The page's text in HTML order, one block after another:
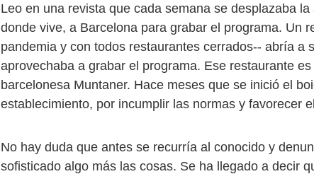
Leo en una revista que cada semana se desplazaba
donde vive, a Barcelona para grabar el programa. Un
pandemia y con todos restaurantes cerrados-- abría a
aprovechaba a grabar el programa. Ese restaurante es
barcelonesa Muntaner. Hace meses que se inició el
establecimiento, por incumplir las normas y favorecer
No hay duda que antes se recurría al conocido y
sofisticado algo más las cosas. Se ha llegado a decir